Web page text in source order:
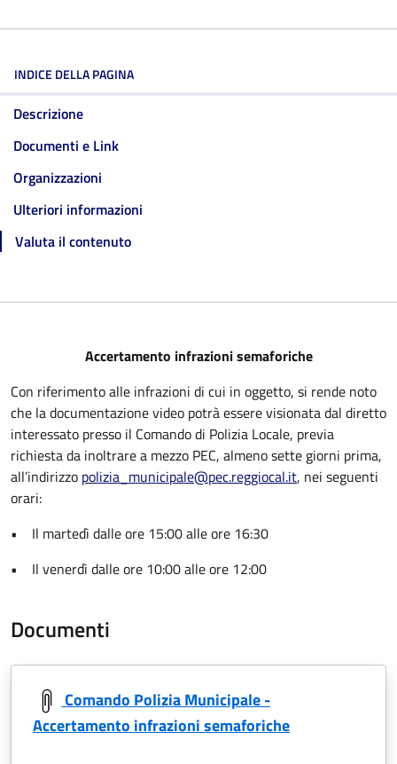
INDICE DELLA PAGINA
Descrizione
Documenti e Link
Organizzazioni
Ulteriori informazioni
Valuta il contenuto
Accertamento infrazioni semaforiche
Con riferimento alle infrazioni di cui in oggetto, si rende noto
che la documentazione video potrà essere visionata dal diretto
interessato presso il Comando di Polizia Locale, previa
richiesta da inoltrare a mezzo PEC, almeno sette giorni prima,
all’indirizzo polizia_municipale@pec.reggiocal.it, nei seguenti
orari:
• Il martedì dalle ore 15:00 alle ore 16:30
• Il venerdì dalle ore 10:00 alle ore 12:00
Documenti
Comando Polizia Municipale -
Accertamento infrazioni semaforiche